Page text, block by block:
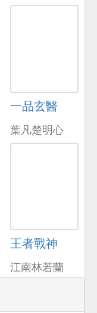
一品玄醫
葉凡楚明心
王者戰神
江南林若蘭